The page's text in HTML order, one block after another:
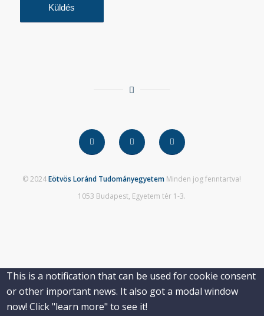
© 2024Eötvös Loránd Tudományegyetem Minden jog fenntartva!
1053 Budapest, Egyetem tér 1-3.
This is a notification that can be used for cookie consent
or other important news. It also got a modal window
now! Click "learn more" to see it!